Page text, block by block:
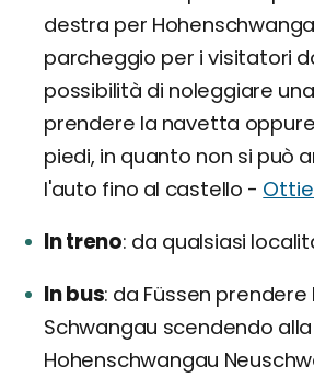
destra per
parcheggio per i visitatori
possibilità di noleggiare
prendere la navetta
piedi, in quanto non si può
l'auto fino al castello -
In treno da qualsiasi
In bus da Füssen
Schwangau scendendo
Hohenschwangau